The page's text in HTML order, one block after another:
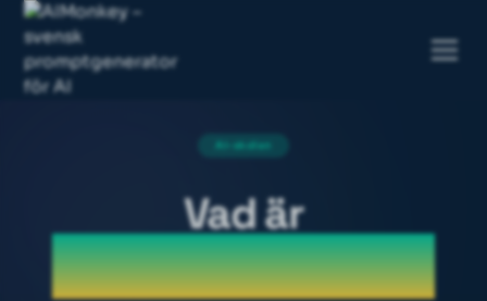
AI-skolan
Vad är
Vector database